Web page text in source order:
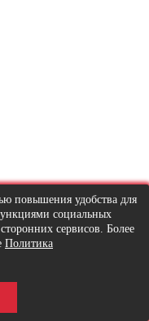
повышения удобства для
социальных
сервисов. Более
Политика